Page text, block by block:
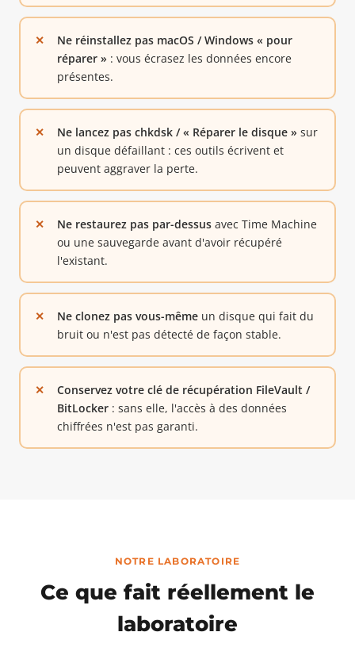
Ne réinstallez pas macOS / Windows « pour
réparer » : vous écrasez les données encore
présentes.
Ne lancez pas chkdsk / « Réparer le disque » sur
un disque défaillant : ces outils écrivent et
peuvent aggraver la perte.
Ne restaurez pas par-dessusavec Time Machine
ou une sauvegarde avant d'avoir récupéré
l'existant.
Ne clonez pas vous-mêmeun disque qui fait du
bruit ou n'est pas détecté de façon stable.
Conservez votre clé de récupération FileVault /
BitLocker: sans elle, l'accès à des données
chiffrées n'est pas garanti.
NOTRE LABORATOIRE
Ce que fait réellement le
laboratoire